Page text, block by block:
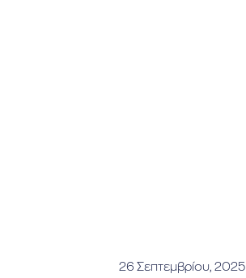
26 Σεπτεμβρίου, 2025